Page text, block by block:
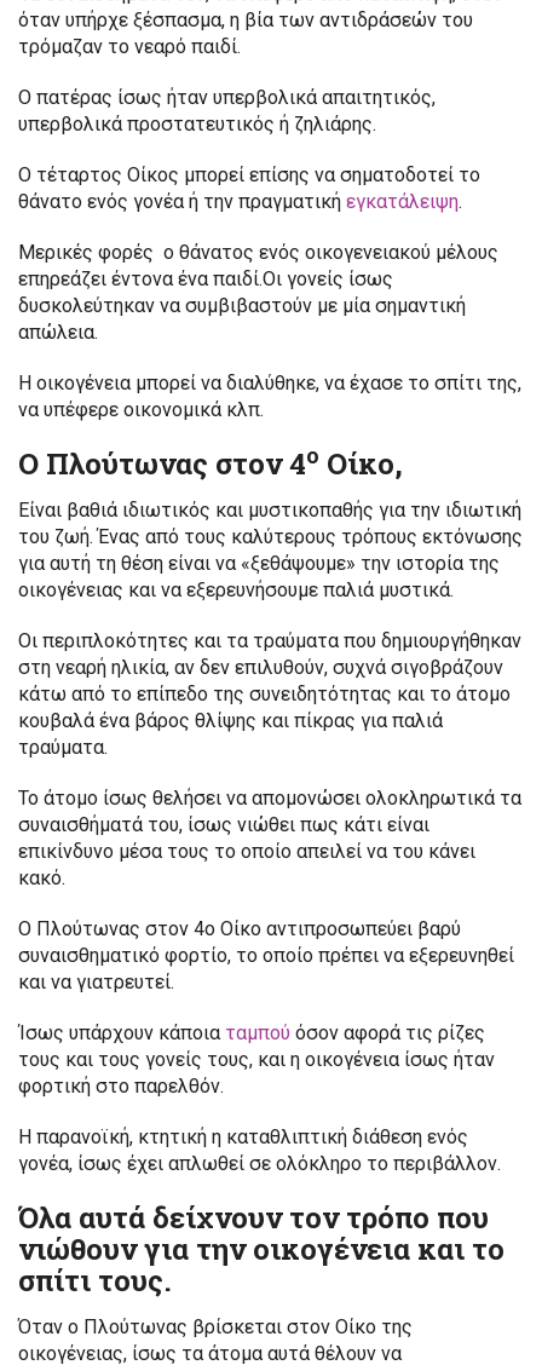
όταν υπήρχε ξέσπασμα, η βία των αντιδράσεών του
τρόμαζαν το νεαρό παιδί.
Ο πατέρας ίσως ήταν υπερβολικά απαιτητικός,
υπερβολικά προστατευτικός ή ζηλιάρης.
Ο τέταρτος Οίκος μπορεί επίσης να σηματοδοτεί το
θάνατο ενός γονέα ή την πραγματική εγκατάλειψη.
Μερικές φορές ο θάνατος ενός οικογενειακού μέλους
επηρεάζει έντονα ένα παιδί.Οι γονείς ίσως
δυσκολεύτηκαν να συμβιβαστούν με μία σημαντική
απώλεια.
Η οικογένεια μπορεί να διαλύθηκε, να έχασε το σπίτι της,
να υπέφερε οικονομικά κλπ.
Ο Πλούτωνας στον 4ο Οίκο,
Είναι βαθιά ιδιωτικός και μυστικοπαθής για την ιδιωτική
του ζωή. Ένας από τους καλύτερους τρόπους εκτόνωσης
για αυτή τη θέση είναι να «ξεθάψουμε» την ιστορία της
οικογένειας και να εξερευνήσουμε παλιά μυστικά.
Οι περιπλοκότητες και τα τραύματα που δημιουργήθηκαν
στη νεαρή ηλικία, αν δεν επιλυθούν, συχνά σιγοβράζουν
κάτω από το επίπεδο της συνειδητότητας και το άτομο
κουβαλά ένα βάρος θλίψης και πίκρας για παλιά
τραύματα.
Το άτομο ίσως θελήσει να απομονώσει ολοκληρωτικά τα
συναισθήματά του, ίσως νιώθει πως κάτι είναι
επικίνδυνο μέσα τους το οποίο απειλεί να του κάνει
κακό.
Ο Πλούτωνας στον 4ο Οίκο αντιπροσωπεύει βαρύ
συναισθηματικό φορτίο, το οποίο πρέπει να εξερευνηθεί
και να γιατρευτεί.
Ίσως υπάρχουν κάποια ταμπού όσον αφορά τις ρίζες
τους και τους γονείς τους, και η οικογένεια ίσως ήταν
φορτική στο παρελθόν.
Η παρανοϊκή, κτητική η καταθλιπτική διάθεση ενός
γονέα, ίσως έχει απλωθεί σε ολόκληρο το περιβάλλον.
Όλα αυτά δείχνουν τον τρόπο που
νιώθουν για την οικογένεια και το
σπίτι τους.
Όταν ο Πλούτωνας βρίσκεται στον Οίκο της
οικογένειας, ίσως τα άτομα αυτά θέλουν να